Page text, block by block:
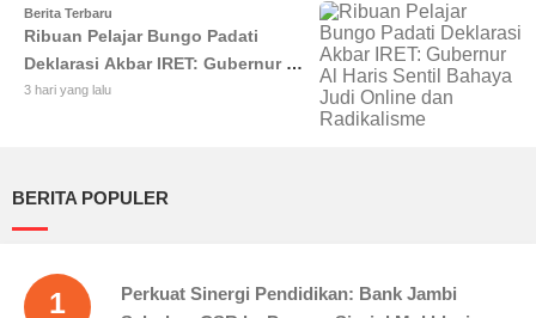
Berita Terbaru
Ribuan Pelajar Bungo Padati
Deklarasi Akbar IRET: Gubernur Al
Haris Sentil Bahaya Judi Online
3 hari yang lalu
BERITA POPULER
1
Perkuat Sinergi Pendidikan: Bank Jambi